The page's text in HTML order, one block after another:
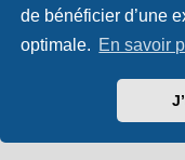
de bénéficier d’une
optimale. En savoir